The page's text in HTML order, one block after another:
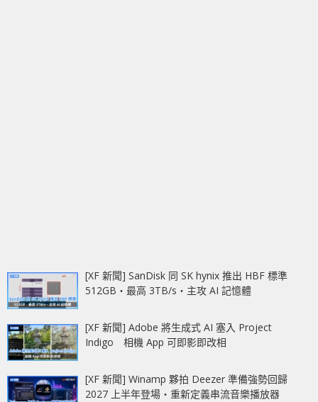
[XF 新聞] SanDisk 同 SK hynix 推出 HBF 標準
512GB‧最高 3TB/s‧主攻 AI 記憶體
[XF 新聞] Adobe 將生成式 AI 塞入 Project
Indigo 相機 App 可即影即改相
[XF 新聞] Winamp 夥拍 Deezer 準備強勢回歸
2027 上半年登場‧重新定義串流音樂播放器